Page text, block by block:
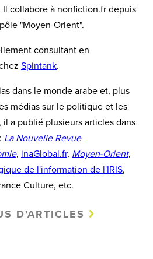
collabore à nonfiction.fr depuis
"Moyen-Orient".
consultant en
Spintank.
dans le monde arabe et, plus
médias sur le politique et les
a publié plusieurs articles dans
La Nouvelle Revue
, inaGlobal.fr, Moyen-Orient,
de l'information de l'IRIS,
Culture, etc.
D'ARTICLES